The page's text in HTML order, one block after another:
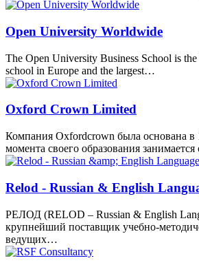
Open University Worldwide
The Open University Business School is the
school in Europe and the largest…
Oxford Crown Limited
Компания Oxfordcrown была основана в
момента своего образования
Relod - Russian & English
РЕЛОД (RELOD – Russian & English
крупнейший поставщик учебно-
ведущих…